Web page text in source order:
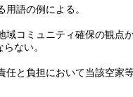
語の例による。
コミュニティ確保の観点
ない。
と負担において当該空家